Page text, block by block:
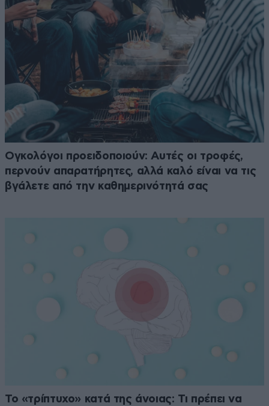
Ογκολόγοι προειδοποιούν: Αυτές οι τροφές,
περνούν απαρατήρητες, αλλά καλό είναι να τις
βγάλετε από την καθημερινότητά σας
Το «τρίπτυχο» κατά της άνοιας: Τι πρέπει να